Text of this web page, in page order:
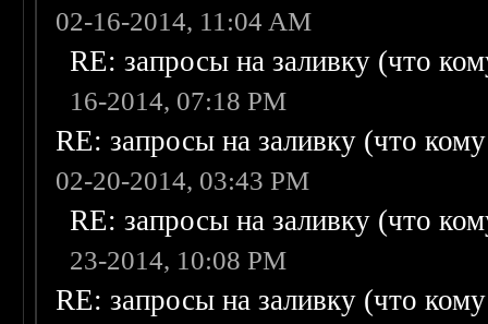
02-16-2014, 11:04 AM
RE: запросы на заливку (что
16-2014, 07:18 PM
RE: запросы на заливку (что
02-20-2014, 03:43 PM
RE: запросы на заливку (что
23-2014, 10:08 PM
RE: запросы на заливку (что